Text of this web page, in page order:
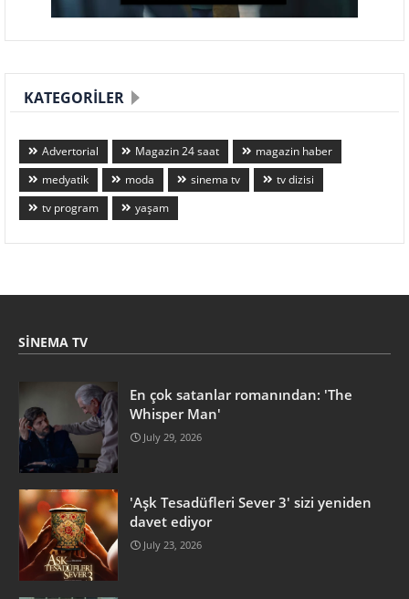
KATEGORILER
Advertorial Magazin 24 saat
magazin haber
medyatik
moda sinema tv
tv dizisi
tv program
yaşam
SINEMA TV
En çok satanlar romanından: 'The
Whisper Man'
July 29, 2026
'Aşk Tesadüfleri Sever 3' sizi yeniden
davet ediyor
July 23, 2026